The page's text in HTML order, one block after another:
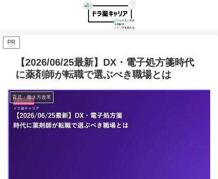
PR
【2026/06/25最新】DX・電子処方箋時代
に薬剤師が転職で選ぶべき職場とは
育児・働き方改革